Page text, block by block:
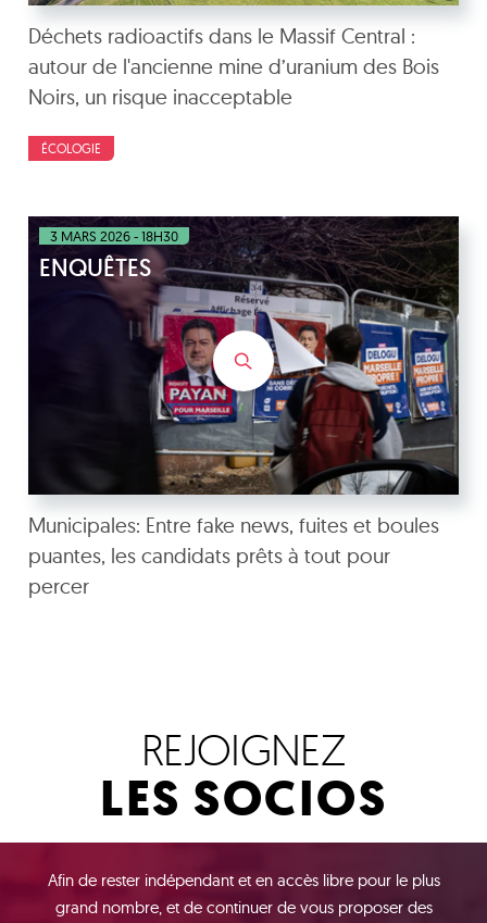
Déchets radioactifs dans le Massif Central :
autour de l'ancienne mine d’uranium des Bois
Noirs, un risque inacceptable
ÉCOLOGIE
3 MARS 2026 - 18H30
ENQUÊTES
Municipales: Entre fake news, fuites et boules
puantes, les candidats prêts à tout pour
percer
REJOIGNEZ
LES SOCIOS
Afin de rester indépendant et en accès libre pour le plus
grand nombre, et de continuer de vous proposer des